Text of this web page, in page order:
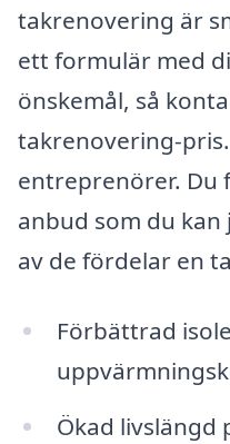
takrenovering är
ett formulär med
önskemål, så
takrenovering-
entreprenörer. Du
anbud som du
av de fördelar en
Förbättrad
Ökad livslängd